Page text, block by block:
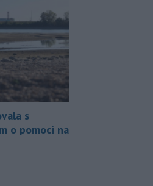
s
o pomoci na